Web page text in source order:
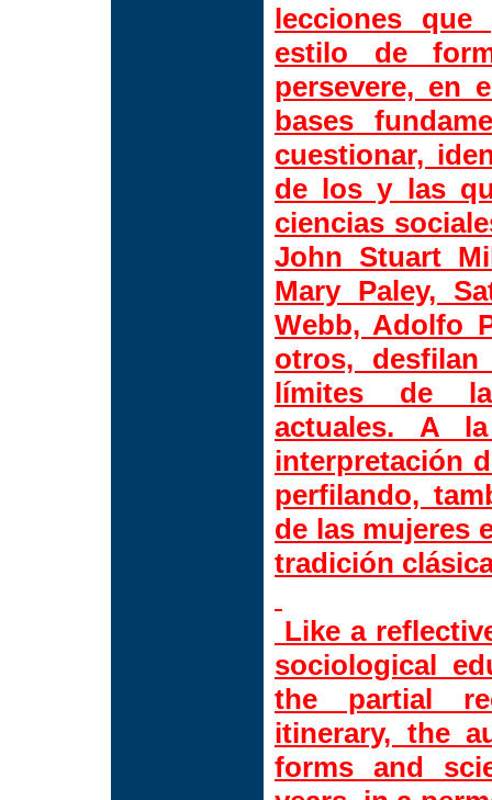
lecciones
estilo de
persevere, en
bases
cuestionar,
de los y las
ciencias
John Stuart
Mary Paley,
Webb, Adolfo
otros,
límites de
actuales. A
interpretación
perfilando,
de las mujeres
tradición
Like a
sociological
the partial
itinerary, the
forms and